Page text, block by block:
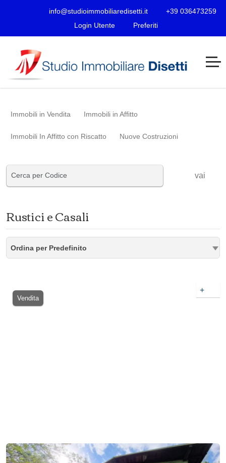
info@studioimmobiliaredisetti.it
+39 036473259
Login Utente
Preferiti
Immobili in Vendita Immobili in Affitto
Immobili In Affitto con Riscatto Nuove Costruzioni
vai
Rustici e Casali
Ordina per Predefinito
Vendita
+